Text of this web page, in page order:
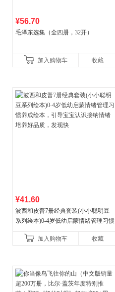
¥56.70
毛泽东选集（全四册，32开）
加入购物车 收藏
¥41.60
波西和皮普7册经典套装(小小聪明豆
系列绘本)0-4岁低幼启蒙情绪管理习惯
养好品质，发现快
加入购物车 收藏